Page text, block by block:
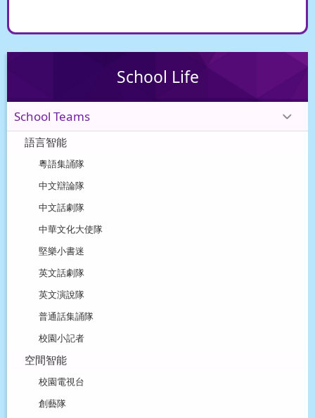
School Life
School Teams
語言智能
粵語集誦隊
中文辯論隊
中文話劇隊
中華文化大使隊
堅樂小書迷
英文話劇隊
英文演說隊
普通話集誦隊
校園小記者
空間智能
校園電視台
創藝隊